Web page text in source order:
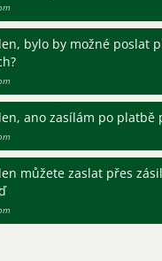
bylo by možné poslat
ano zasílám po platbě
můžete zaslat přes